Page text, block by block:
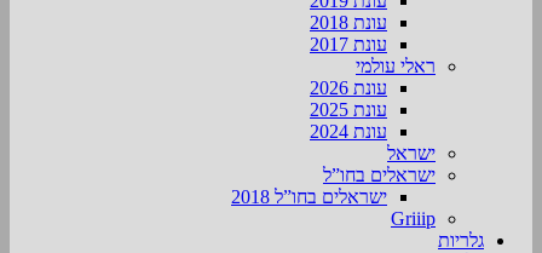
עונת 2018
עונת 2017
ראלי עולמי
עונת 2026
עונת 2025
עונת 2024
ישראל
ישראלים בחו”ל
ישראלים בחו”ל 2018
Griiip
גלריות